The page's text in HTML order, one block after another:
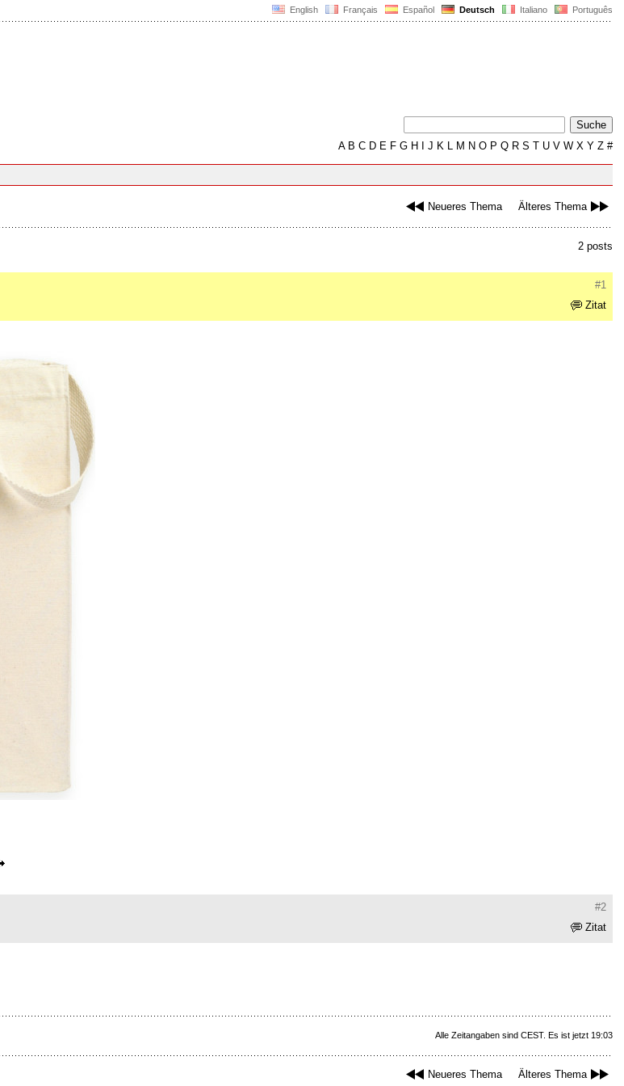
English Français Español Deutsch Italiano Português
AB C D E F G H J K L M N O P Q R S T U V W X Y Z #
Neueres Thema Älteres Thema
2 posts
#1
Zitat
#2
Zitat
Alle Zeitangaben sind CEST. Es ist jetzt 19:03
Neueres Thema Älteres Thema